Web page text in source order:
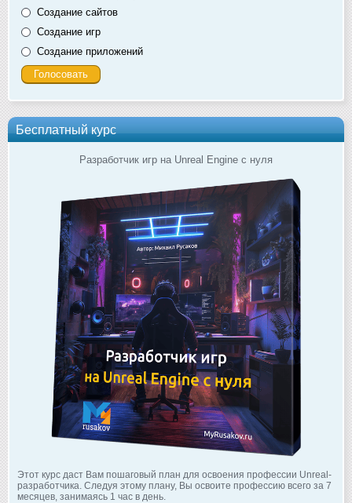
Создание сайтов
Создание игр
Создание приложений
Бесплатный курс
Разработчик игр на Unreal Engine с нуля
Этот курс даст Вам пошаговый план для освоения профессии Unreal-
разработчика. Следуя этому плану, Вы освоите профессию всего за 7
месяцев, занимаясь 1 час в день.